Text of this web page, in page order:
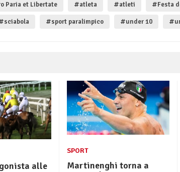
Paria et Libertate #atleta #atleti #Festa
#sport paralimpico #under 10
alle
SPORT
Martinenghi torna a